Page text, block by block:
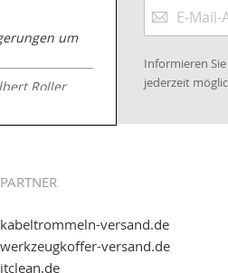
um
Roller
zum
Informieren
jederzeit
PARTNER
kabeltrommeln-versand.de
werkzeugkoffer-versand.de
itclean.de